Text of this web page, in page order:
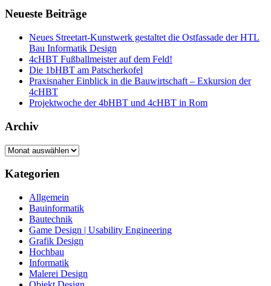
Neueste Beiträge
Neues Streetart-Kunstwerk gestaltet die Ostfassade der HTL
Bau Informatik Design
4cHBT Fußballmeister auf dem Feld!
Die 1bHBT am Patscherkofel
Praxisnaher Einblick in die Bauwirtschaft – Exkursion der
4cHBT
Projektwoche der 4bHBT und 4cHBT in Rom
Archiv
Archiv
Kategorien
Allgemein
Bauinformatik
Bautechnik
Game Design | Usability Engineering
Grafik Design
Hochbau
Informatik
Malerei Design